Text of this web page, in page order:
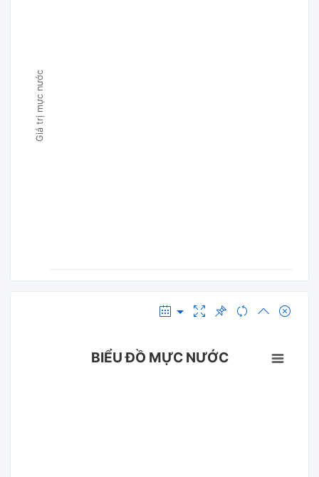
Giá trị mực nước
BIỂU ĐỒ MỰC NƯỚC